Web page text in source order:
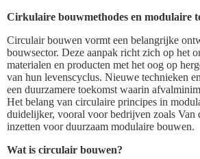
Cirkulaire bouwmethodes en modulaire
Circulair bouwen vormt een belangrijke
bouwsector. Deze aanpak richt zich op het
materialen en producten met het oog op
van hun levenscyclus. Nieuwe technieken
een duurzamere toekomst waarin
Het belang van circulaire principes in
duidelijker, vooral voor bedrijven zoals Van
inzetten voor duurzaam modulaire bouwen.
Wat is circulair bouwen?